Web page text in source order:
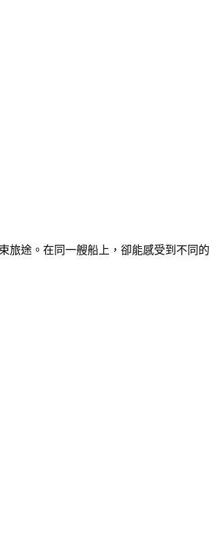
旅途。在同一艘船上，卻能感受到不同